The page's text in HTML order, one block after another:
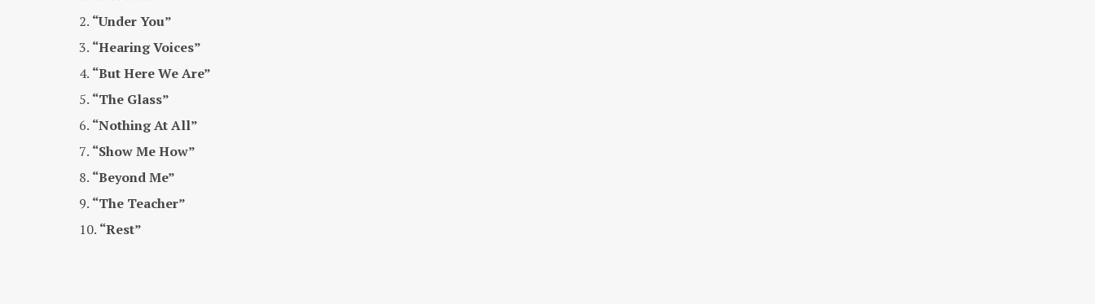
“Under You”
“Hearing Voices”
“But Here We Are”
“The Glass”
“Nothing At All”
“Show Me How”
“Beyond Me”
“The Teacher”
“Rest”